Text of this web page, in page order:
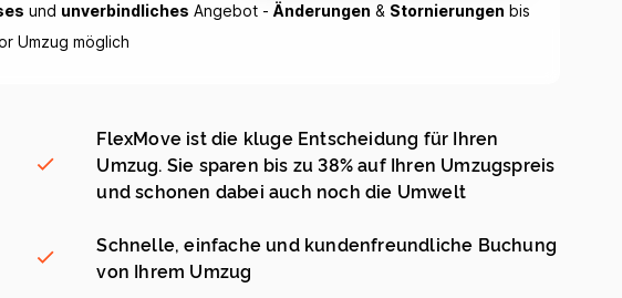
und unverbindliches Angebot - Änderungen & Stornierungen bis
Umzug möglich
FlexMove ist die kluge Entscheidung für Ihren
Umzug. Sie sparen bis zu 38% auf Ihren Umzugspreis
und schonen dabei auch noch die Umwelt
Schnelle, einfache und kundenfreundliche Buchung
von Ihrem Umzug